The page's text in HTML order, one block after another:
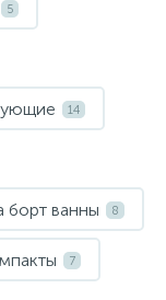
10
5
14
борт ванны 8
7